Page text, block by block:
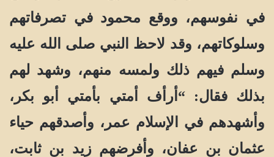
في نفوسهم، ووقع محمود في تصرفاتهم
وسلوكاتهم، وقد لاحظ النبي صلى الله عليه
وسلم فيهم ذلك ولمسه منهم، وشهد لهم
بذلك فقال: “أرأف أمتي بأمتي أبو بكر،
وأشهدهم في الإسلام عمر، وأصدقهم حياء
عثمان بن عفان، وأفرضهم زيد بن ثابت،